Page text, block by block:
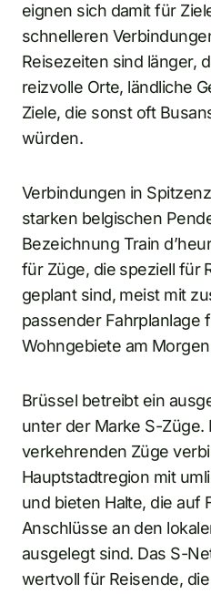
eignen sich damit für
schnelleren
Reisezeiten sind länger,
reizvolle Orte, ländliche
Ziele, die sonst oft
würden.
Verbindungen in
starken belgischen
Bezeichnung Train
für Züge, die speziell für
geplant sind, meist mit
passender Fahrplanlage
Wohngebiete am
Brüssel betreibt ein
unter der Marke S-Züge.
verkehrenden Züge
Hauptstadtregion mit
und bieten Halte, die auf
Anschlüsse an den
ausgelegt sind. Das S-
wertvoll für Reisende,